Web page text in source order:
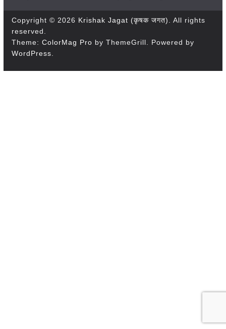
Copyright © 2026 Krishak Jagat (कृषक जगत). All rights
reserved.
Theme: ColorMag Pro by ThemeGrill. Powered by
WordPress.